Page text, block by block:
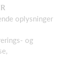
oplysninger
og